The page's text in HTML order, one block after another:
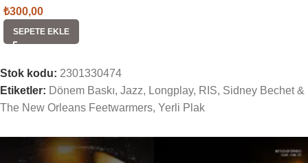
₺300,00
SEPETE EKLE
Stok kodu: 2301330474
Etiketler: Dönem Baskı, Jazz, Longplay, RIS, Sidney Bechet &
The New Orleans Feetwarmers, Yerli Plak